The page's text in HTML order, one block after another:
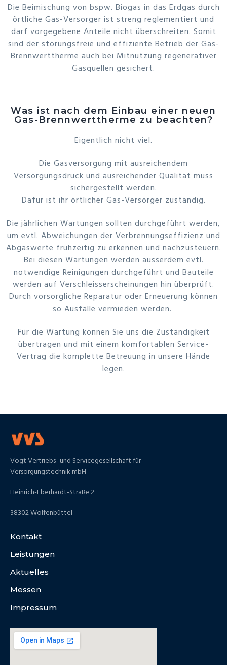
Die Beimischung von bspw. Biogas in das Erdgas durch
örtliche Gas-Versorger ist streng reglementiert und
darf vorgegebene Anteile nicht überschreiten. Somit
sind der störungsfreie und effiziente Betrieb der Gas-
Brennwerttherme auch bei Mitnutzung regenerativer
Gasquellen gesichert.
Was ist nach dem Einbau einer neuen
Gas-Brennwerttherme zu beachten?
Eigentlich nicht viel.
Die Gasversorgung mit ausreichendem
Versorgungsdruck und ausreichender Qualität muss
sichergestellt werden.
Dafür ist ihr örtlicher Gas-Versorger zuständig.
Die jährlichen Wartungen sollten durchgeführt werden,
um evtl. Abweichungen der Verbrennungseffizienz und
Abgaswerte frühzeitig zu erkennen und nachzusteuern.
Bei diesen Wartungen werden ausserdem evtl.
notwendige Reinigungen durchgeführt und Bauteile
werden auf Verschleisserscheinungen hin überprüft.
Durch vorsorgliche Reparatur oder Erneuerung können
so Ausfälle vermieden werden.
Für die Wartung können Sie uns die Zuständigkeit
übertragen und mit einem komfortablen Service-
Vertrag die komplette Betreuung in unsere Hände
legen.
Vogt Vertriebs- und Servicegesellschaft für
Versorgungstechnik mbH
Heinrich-Eberhardt-Straße 2
38302 Wolfenbüttel
Kontakt
Leistungen
Aktuelles
Messen
Impressum